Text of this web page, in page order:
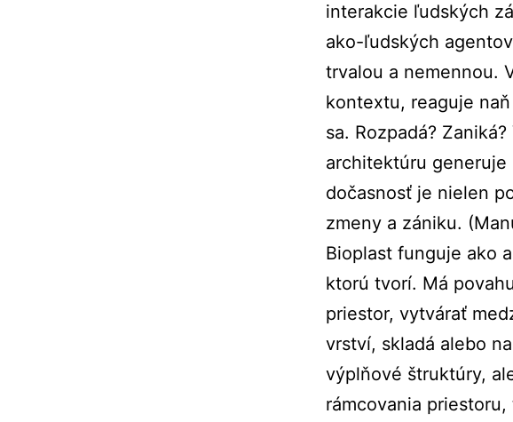
interakcie ľudských
ako-ľudských
trvalou a nemennou.
kontextu, reaguje
sa. Rozpadá?
architektúru generuje
dočasnosť je nielen
zmeny a zániku.
Bioplast funguje ako
ktorú tvorí. Má
priestor, vytvárať
vrství, skladá alebo
výplňové štruktúry,
rámcovania